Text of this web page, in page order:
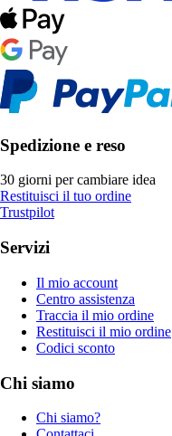
Spedizione e reso
30 giorni per cambiare idea
Restituisci il tuo ordine
Trustpilot
Servizi
Il mio account
Centro assistenza
Traccia il mio ordine
Restituisci il mio ordine
Codici sconto
Chi siamo
Chi siamo?